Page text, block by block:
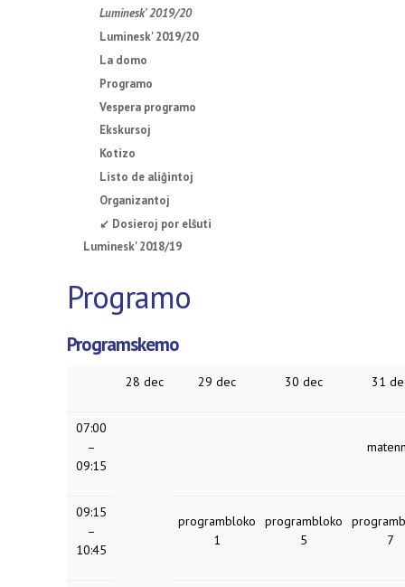
Luminesk' 2019/20
Luminesk' 2019/20
La domo
Programo
Vespera programo
Ekskursoj
Kotizo
Listo de aliĝintoj
Organizantoj
↙ Dosieroj por elŝuti
Luminesk' 2018/19
Programo
Programskemo
28 dec 29 dec 30 dec 31
07:00
–
09:15
09:15
–
10:45
programbloko
1
programbloko
5
7